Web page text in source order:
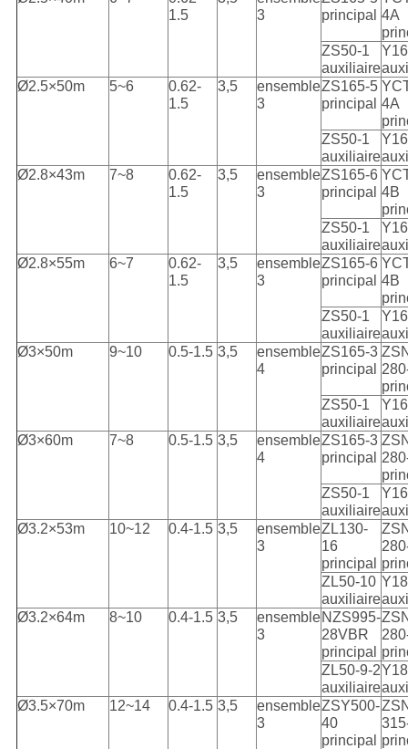
1.5
3
principal 4A
ZS50-1
auxiliaire
Ø2.5×50m
5~6
0.62-
1.5
3,5
ensemble
3
ZS165-5
principal 4A
ZS50-1
auxiliaire
Ø2.8×43m
7~8
0.62-
1.5
3,5
ensemble
3
ZS165-6
principal 4B
ZS50-1
auxiliaire
Ø2.8×55m
6~7
0.62-
1.5
3,5
ensemble
3
ZS165-6
principal 4B
ZS50-1
auxiliaire
Ø3×50m
9~10 0.5-1.5 3,5
ensemble
4
ZS165-3
principal
ZS50-1
auxiliaire
Ø3×60m
7~8 0.5-1.5 3,5
ensemble
4
ZS165-3
principal
ZS50-1
auxiliaire
Ø3.2×53m
10~12 0.4-1.5 3,5
ensemble
3
ZL130-
16
principal
ZL50-10
auxiliaire
Ø3.2×64m
8~10 0.4-1.5 3,5
ensemble
3
NZS995-
28VBR
principal
ZL50-9-2
auxiliaire
Ø3.5×70m
12~14 0.4-1.5 3,5
ensemble
3
ZSY500-
40
principal